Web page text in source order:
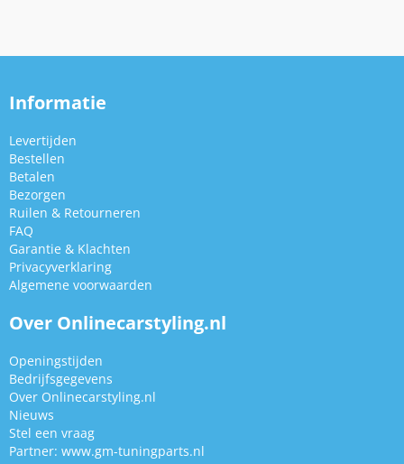
Informatie
Levertijden
Bestellen
Betalen
Bezorgen
Ruilen & Retourneren
FAQ
Garantie & Klachten
Privacyverklaring
Algemene voorwaarden
Over Onlinecarstyling.nl
Openingstijden
Bedrijfsgegevens
Over Onlinecarstyling.nl
Nieuws
Stel een vraag
Partner: www.gm-tuningparts.nl